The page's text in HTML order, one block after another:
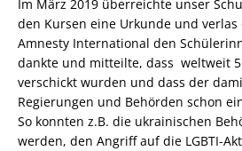
Im März 2019 überreichte unser
den Kursen eine Urkunde und
Amnesty International den
dankte und mitteilte, dass weltweit
verschickt wurden und dass der
Regierungen und Behörden schon
So konnten z.B. die ukrainischen
werden, den Angriff auf die LGBTI-